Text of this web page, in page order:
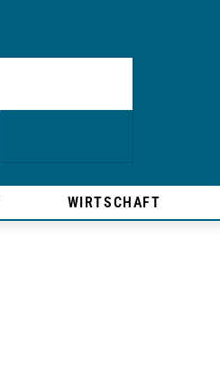
WIRTSCHAFT